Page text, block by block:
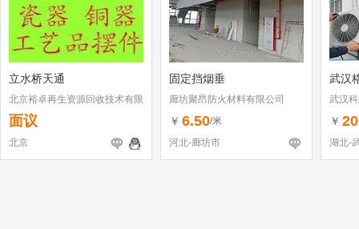
立水桥天通
北京裕卓再生资源回收技术有限
公司
面议
北京
固定挡烟垂
廊坊聚昂防火材料有限公司
￥ 6.50/米
河北-廊坊市
武汉
武汉
￥
湖北-